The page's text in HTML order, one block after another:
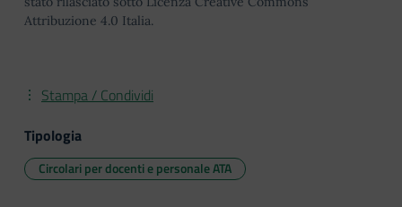
Attribuzione 4.0 Italia.
Stampa / Condividi
Tipologia
Circolari per docenti e personale ATA